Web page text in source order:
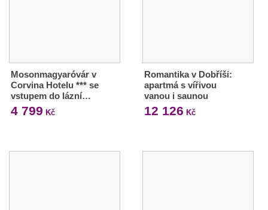
Mosonmagyaróvár v
Corvina Hotelu *** se
vstupem do lázní…
4 799 Kč
Romantika v Dobříši:
apartmá s vířivou
vanou i saunou
12 126 Kč